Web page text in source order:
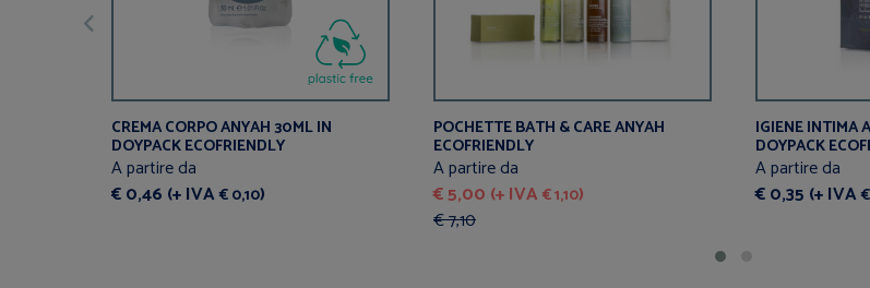
CREMA CORPO ANYAH 30ML IN
DOYPACK ECOFRIENDLY
A partire da
€ 0,46 (+ IVA€ 0,10)
POCHETTE BATH & CARE ANYAH
ECOFRIENDLY
A partire da
€ 5,00 (+ IVA € 1,10)
€ 7,10
IGIENE INTIMA
DOYPACK
A partire da
€ 0,35 (+ IVA